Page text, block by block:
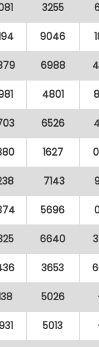
3255
9046
6988
4801
6526
1627
7143
5696
6640
3653
5026
5013